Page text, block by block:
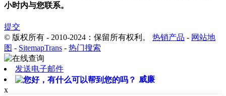
小时内与您联系。
提交
© 版权所有 - 2010-2024：保留所有权利。 热销产品 - 网站地
图 - SitemapTrans - 热门搜索
发送电子邮件
威廉
x